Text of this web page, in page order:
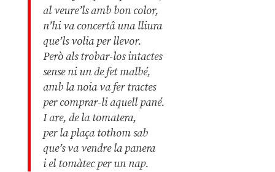
al veure’ls amb bon color,
n’hi va concertâ una lliura
que’ls volia per llevor.
Però als trobar-los intactes
sense ni un de fet malbé,
amb la noia va fer tractes
per comprar-li aquell pané.
I are, de la tomatera,
per la plaça tothom sab
que’s va vendre la panera
i el tomàtec per un nap.